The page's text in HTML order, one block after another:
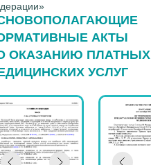
АКТЫ
ОКАЗАНИЮ ПЛАТНЫХ
УСЛУГ